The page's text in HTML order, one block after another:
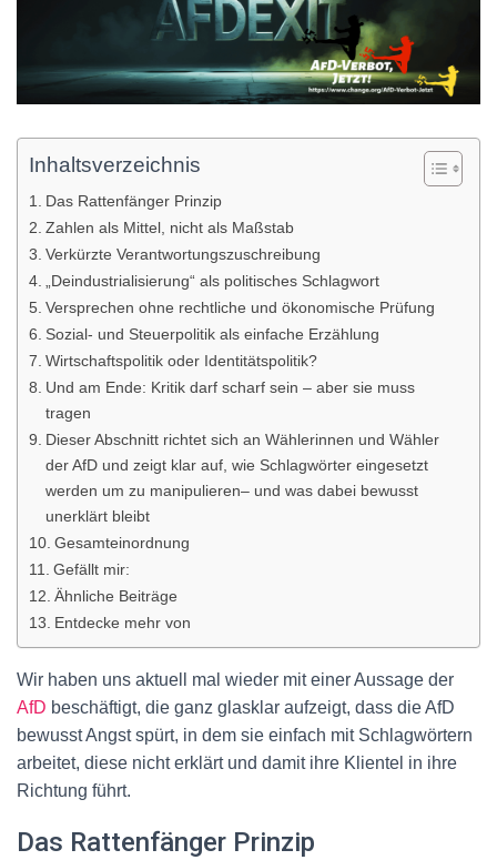
Inhaltsverzeichnis
Das Rattenfänger Prinzip
Zahlen als Mittel, nicht als Maßstab
Verkürzte Verantwortungszuschreibung
„Deindustrialisierung“ als politisches Schlagwort
Versprechen ohne rechtliche und ökonomische Prüfung
Sozial- und Steuerpolitik als einfache Erzählung
Wirtschaftspolitik oder Identitätspolitik?
Und am Ende: Kritik darf scharf sein – aber sie muss
tragen
Dieser Abschnitt richtet sich an Wählerinnen und Wähler
der AfD und zeigt klar auf, wie Schlagwörter eingesetzt
werden um zu manipulieren– und was dabei bewusst
unerklärt bleibt
Gesamteinordnung
Gefällt mir:
Ähnliche Beiträge
Entdecke mehr von
Wir haben uns aktuell mal wieder mit einer Aussage der
AfD beschäftigt, die ganz glasklar aufzeigt, dass die AfD
bewusst Angst spürt, in dem sie einfach mit Schlagwörtern
arbeitet, diese nicht erklärt und damit ihre Klientel in ihre
Richtung führt.
Das Rattenfänger Prinzip